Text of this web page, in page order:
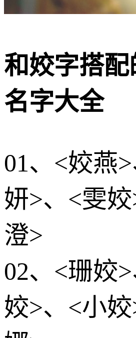
和姣字搭
名字大全
01、<姣燕
妍>、<雯
澄>
02、<珊姣
姣>、<小